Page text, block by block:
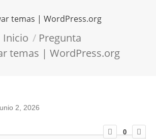
temas | WordPress.org
Inicio
Pregunta
temas | WordPress.org
2, 2026
0